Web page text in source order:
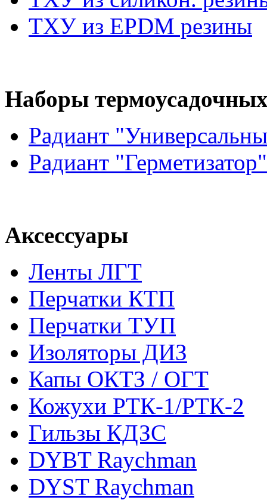
ТХУ из EPDM резины
Наборы
Радиант
Радиант "Герметизатор"
Аксессуары
Ленты ЛГТ
Перчатки КТП
Перчатки ТУП
Изоляторы ДИЗ
Капы ОКТЗ / ОГТ
Кожухи РТК-1/РТК-2
Гильзы КДЗС
DYBT Raychman
DYST Raychman